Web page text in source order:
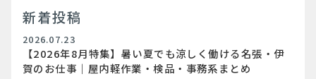
新着投稿
2026.07.23
【2026年8月特集】暑い夏でも涼しく働ける名張・伊
賀のお仕事｜屋内軽作業・検品・事務系まとめ